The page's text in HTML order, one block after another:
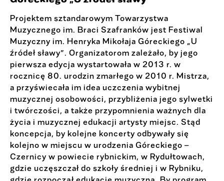
Projektem sztandarowym Towarzystwa
Muzycznego im. Braci Szafranków jest Festiwal
Muzyczny im. Henryka Mikołaja Góreckiego „U
źródeł sławy”. Organizatorom zależało, by jego
pierwsza edycja wystartowała w 2013 r. w
rocznicę 80. urodzin zmarłego w 2010 r. Mistrza,
a przyświecała im idea uczczenia wybitnej
muzycznej osobowości, przybliżenia jego sylwetki
i twórczości, a także przypomnienia ważnych dla
życia i muzycznej edukacji artysty miejsc. Stąd
koncepcja, by kolejne koncerty odbywały się
kolejno w miejscu w urodzenia Góreckiego –
Czernicy w powiecie rybnickim, w Rydułtowach,
gdzie uczęszczał do szkoły średniej i w Rybniku,